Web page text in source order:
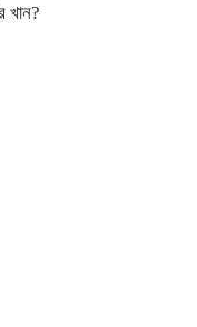
খান?